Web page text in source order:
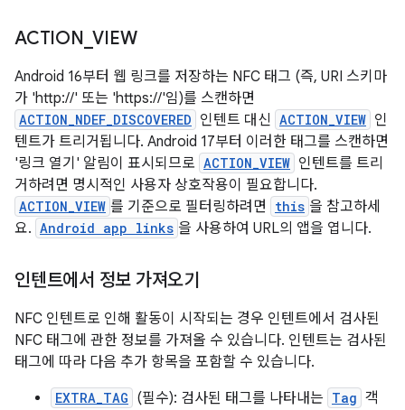
ACTION _VIEW
Android 16부터 웹 링크를 저장하는 NFC 태그 (즉, URI 스키마
가 'http://' 또는 'https://'임)를 스캔하면
ACTION_NDEF_DISCOVERED 인텐트 대신 ACTION_VIEW 인
텐트가 트리거됩니다. Android 17부터 이러한 태그를 스캔하면
'링크 열기' 알림이 표시되므로 ACTION_VIEW 인텐트를 트리
거하려면 명시적인 사용자 상호작용이 필요합니다.
ACTION_VIEW 를 기준으로 필터링하려면 this 을 참고하세
요. Android app links 을 사용하여 URL의 앱을 엽니다.
인텐트에서 정보 가져오기
NFC 인텐트로 인해 활동이 시작되는 경우 인텐트에서 검사된
NFC 태그에 관한 정보를 가져올 수 있습니다. 인텐트는 검사된
태그에 따라 다음 추가 항목을 포함할 수 있습니다.
EXTRA_TAG (필수): 검사된 태그를 나타내는 Tag 객